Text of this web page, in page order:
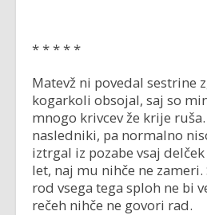
* * * * *
Matevž ni povedal sestrine
kogarkoli obsojal, saj so
mnogo krivcev že krije
nasledniki, pa normalno
iztrgal iz pozabe vsaj
let, naj mu nihče ne zameri.
rod vsega tega sploh ne bi
rečeh nihče ne govori rad.